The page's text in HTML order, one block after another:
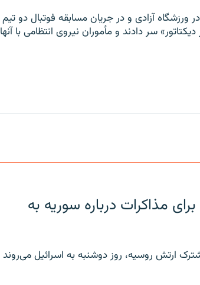
آزادی و در جریان مسابقه فوتبال دو تیم
سر دادند و مأموران نیروی انتظامی با آنها
مذاکرات درباره سوریه به
ارتش روسیه، روز دوشنبه به اسرائیل می‌روند